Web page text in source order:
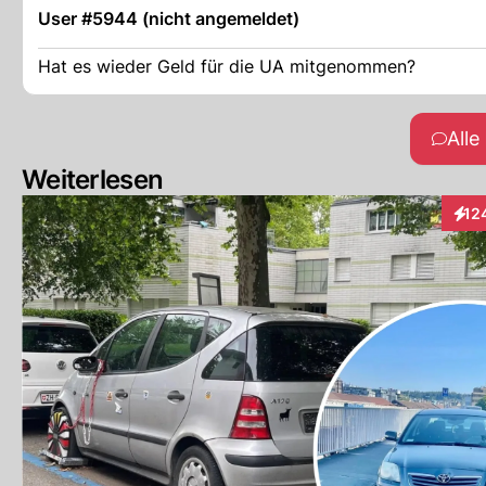
User #5944 (nicht angemeldet)
Hat es wieder Geld für die UA mitgenommen?
Weiterlesen